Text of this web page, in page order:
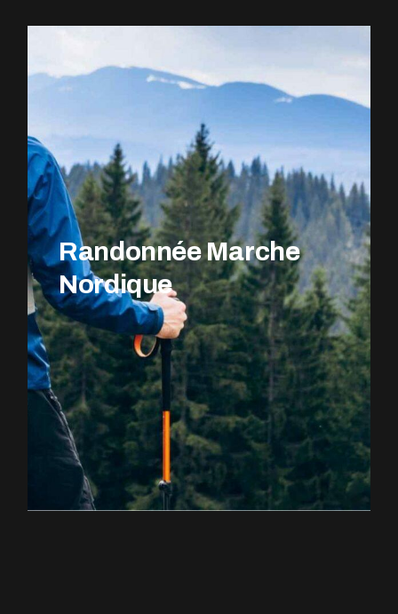
EXPLOREZ LE PARCOURS
Randonnée Marche
Nordique